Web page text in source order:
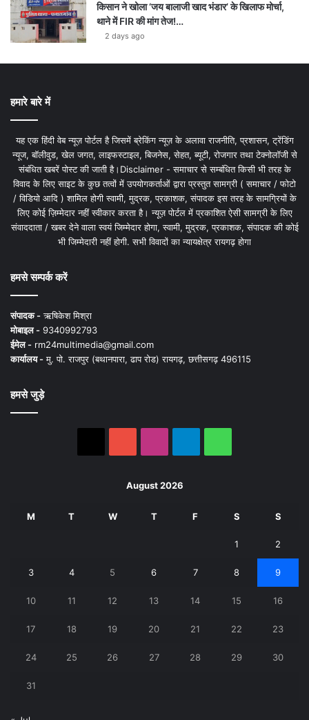
किसान ने खोला ‘जय बालाजी खाद भंडार’ के खिलाफ मोर्चा,
थाने में FIR की मांग तेज!…
2 days ago
हमारे बारे में
यह एक हिंदी वेब न्यूज़ पोर्टल है जिसमें ब्रेकिंग न्यूज़ के अलावा राजनीति, प्रशासन, ट्रेंडिंग
न्यूज, बॉलीवुड, खेल जगत, लाइफस्टाइल, बिजनेस, सेहत, ब्यूटी, रोजगार तथा टेक्नोलॉजी से
संबंधित खबरें पोस्ट की जाती है।Disclaimer - समाचार से सम्बंधित किसी भी तरह के
विवाद के लिए साइट के कुछ तत्वों में उपयोगकर्ताओं द्वारा प्रस्तुत सामग्री ( समाचार / फोटो
/ विडियो आदि ) शामिल होगी स्वामी, मुद्रक, प्रकाशक, संपादक इस तरह के सामग्रियों के
लिए कोई ज़िम्मेदार नहीं स्वीकार करता है। न्यूज़ पोर्टल में प्रकाशित ऐसी सामग्री के लिए
संवाददाता / खबर देने वाला स्वयं जिम्मेदार होगा, स्वामी, मुद्रक, प्रकाशक, संपादक की कोई
भी जिम्मेदारी नहीं होगी. सभी विवादों का न्यायक्षेत्र रायगढ़ होगा
हमसे सम्पर्क करें
संपादक -ऋषिकेश मिश्रा
मोबाइल - 9340992793
ईमेल - rm24multimedia@gmail.com
कार्यालय -मु. पो. राजपुर (बथानपारा, ढाप रोड) रायगढ़, छत्तीसगढ़ 496115
हमसे जुड़े
August 2026
M T W T F S S
1 2
3 4 5 6 7 8 9
10 11 12 13 14 15 16
17 18 19 20 21 22 23
24 25 26 27 28 29 30
31